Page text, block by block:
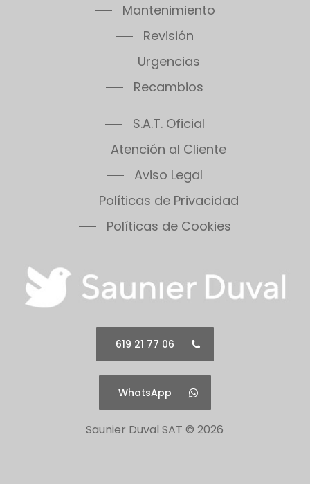
Mantenimiento
Revisión
Urgencias
Recambios
S.A.T. Oficial
Atención al Cliente
Aviso Legal
Políticas de Privacidad
Políticas de Cookies
619 21 77 06
WhatsApp
Saunier Duval SAT ©2026